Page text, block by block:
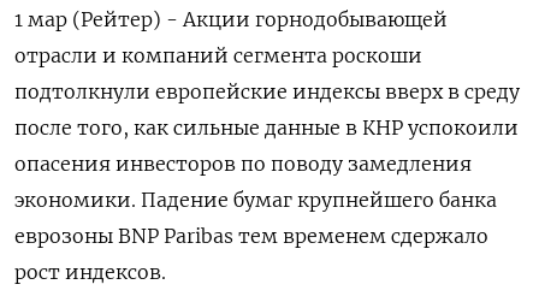
1 мар (Рейтер) - Акции горнодобывающей
отрасли и компаний сегмента роскоши
подтолкнули европейские индексы вверх в среду
после того, как сильные данные в КНР успокоили
опасения инвесторов по поводу замедления
экономики. Падение бумаг крупнейшего банка
еврозоны BNP Paribas тем временем сдержало
рост индексов.